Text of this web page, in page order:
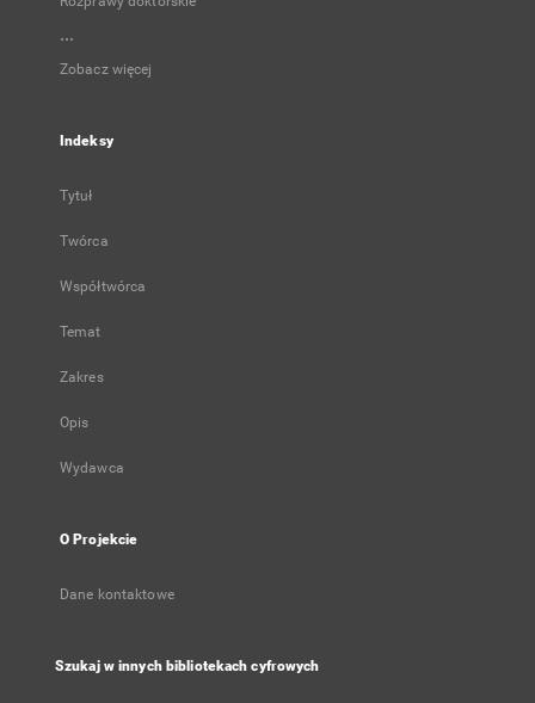
...
Zobacz więcej
Indeksy
Tytuł
Twórca
Współtwórca
Temat
Zakres
Opis
Wydawca
O Projekcie
Dane kontaktowe
Szukaj w innych bibliotekach cyfrowych